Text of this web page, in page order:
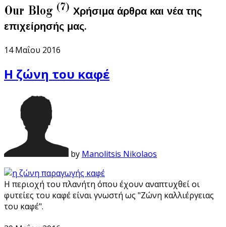
Our Blog (7) Χρήσιμα άρθρα και νέα της
επιχείρησής μας.
14 Μαΐου 2016
Η ζώνη του καφέ
by Manolitsis Nikolaos
Η περιοχή του πλανήτη όπου έχουν αναπτυχθεί οι
φυτείες του καφέ είναι γνωστή ως "Ζώνη καλλιέργειας
του καφέ".